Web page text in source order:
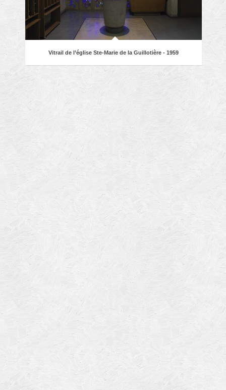
Vitrail de l’église Ste-Marie de la Guillotière - 1959
Ensemble de vitraux de l’église Ste-Marie-d-la-
Guillotière à Lyon, en dalle de verre, conçu et réalisé
par Renée Besson et Pierre Paulin en 1959. Architecte
: Joseph Bacconnier. L’église a aujourd’hui été